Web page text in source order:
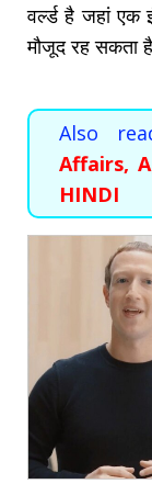
वर्ल्ड है जहां एक
मौजूद रह सकता
Also
Affairs,
HINDI